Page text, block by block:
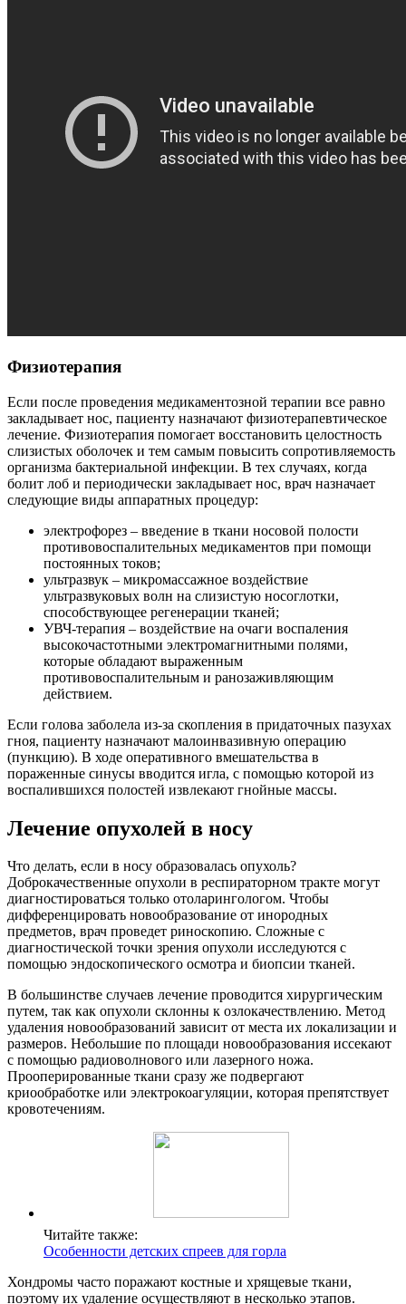
Физиотерапия
Если после проведения медикаментозной терапии все равно
закладывает нос, пациенту назначают физиотерапевтическое
лечение. Физиотерапия помогает восстановить целостность
слизистых оболочек и тем самым повысить сопротивляемость
организма бактериальной инфекции. В тех случаях, когда
болит лоб и периодически закладывает нос, врач назначает
следующие виды аппаратных процедур:
электрофорез – введение в ткани носовой полости
противовоспалительных медикаментов при помощи
постоянных токов;
ультразвук – микромассажное воздействие
ультразвуковых волн на слизистую носоглотки,
способствующее регенерации тканей;
УВЧ-терапия – воздействие на очаги воспаления
высокочастотными электромагнитными полями,
которые обладают выраженным
противовоспалительным и ранозаживляющим
действием.
Если голова заболела из-за скопления в придаточных пазухах
гноя, пациенту назначают малоинвазивную операцию
(пункцию). В ходе оперативного вмешательства в
пораженные синусы вводится игла, с помощью которой из
воспалившихся полостей извлекают гнойные массы.
Лечение опухолей в носу
Что делать, если в носу образовалась опухоль?
Доброкачественные опухоли в респираторном тракте могут
диагностироваться только отоларингологом. Чтобы
дифференцировать новообразование от инородных
предметов, врач проведет риноскопию. Сложные с
диагностической точки зрения опухоли исследуются с
помощью эндоскопического осмотра и биопсии тканей.
В большинстве случаев лечение проводится хирургическим
путем, так как опухоли склонны к озлокачествлению. Метод
удаления новообразований зависит от места их локализации и
размеров. Небольшие по площади новообразования иссекают
с помощью радиоволнового или лазерного ножа.
Прооперированные ткани сразу же подвергают
криообработке или электрокоагуляции, которая препятствует
кровотечениям.
Читайте также:
Особенности детских спреев для горла
Хондромы часто поражают костные и хрящевые ткани,
поэтому их удаление осуществляют в несколько этапов.